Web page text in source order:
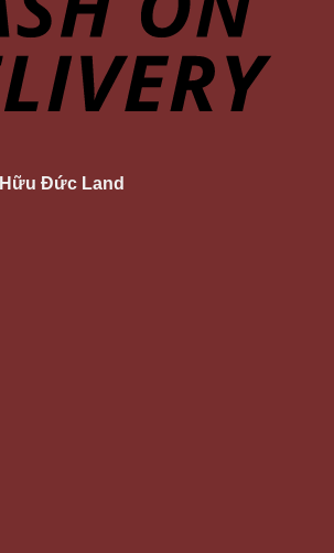
Hữu Đức Land